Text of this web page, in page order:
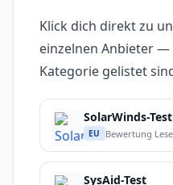
Klick dich direkt zu
einzelnen Anbieter
Kategorie gelistet
SolarWinds-Test
EU Bewertung
SysAid-Test